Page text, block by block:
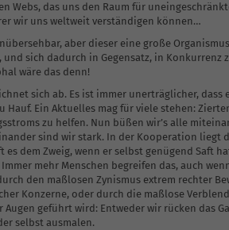
Webs, das uns den Raum für
wir uns weltweit verständigen können…
aber dieser eine große
sich dadurch in Gegensatz, in Konkurrenz
wäre das denn!
sich ab. Es ist immer unerträglicher,
Hauf. Ein Aktuelles mag für viele stehen:
zu helfen. Nun büßen wir’s alle
sind wir stark. In der Kooperation liegt
dem Zweig, wenn er selbst genügend Saft
mehr Menschen begreifen das, auch
den maßlosen Zynismus extrem rechter
Konzerne, oder durch die maßlose
Augen geführt wird: Entweder wir rücken das
selbst ausmalen.